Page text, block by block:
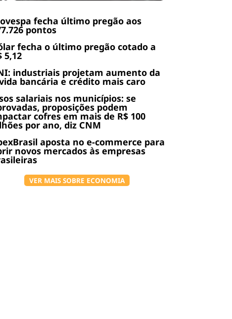
fecha último pregão aos
pontos
fecha o último pregão cotado a
5,12
industriais projetam aumento da
bancária e crédito mais caro
salariais nos municípios: se
proposições podem
cofres em mais de R$ 100
por ano, diz CNM
aposta no e-commerce para
novos mercados às empresas
VER MAIS SOBRE ECONOMIA